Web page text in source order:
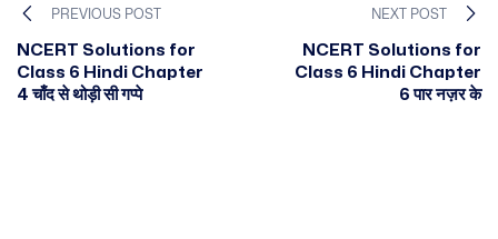
PREVIOUS POST
NCERT Solutions for
Class 6 Hindi Chapter
4 चाँद से थोड़ी सी गप्पे
NEXT POST
NCERT Solutions for
Class 6 Hindi Chapter
6 पार नज़र के